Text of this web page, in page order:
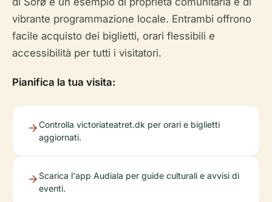
vibrante programmazione locale. Entrambi offrono
facile acquisto dei biglietti, orari flessibili e
accessibilità per tutti i visitatori.
Pianifica la tua visita:
Controlla victoriateatret.dk per orari e biglietti
aggiornati.
Scarica l'app Audiala per guide culturali e avvisi di
eventi.